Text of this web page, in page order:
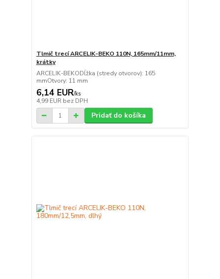
Tlmič trecí ARCELIK-BEKO 110N, 165mm/11mm,
krátky
ARCELIK-BEKODĺžka (stredy otvorov): 165
mmOtvory: 11 mm
6,14 EUR/ks
4,99 EUR bez DPH
Pridať do košíka